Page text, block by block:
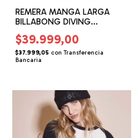
REMERA MANGA LARGA
BILLABONG DIVING
(BG155173)
$39.999,00
$37.999,05 con Transferencia
Bancaria